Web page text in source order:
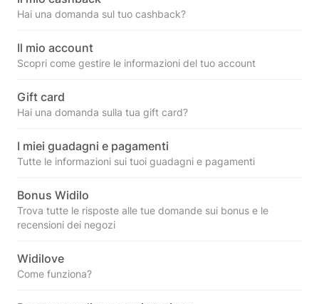
Hai una domanda sul tuo cashback?
Il mio account
Scopri come gestire le informazioni del tuo account
Gift card
Hai una domanda sulla tua gift card?
I miei guadagni e pagamenti
Tutte le informazioni sui tuoi guadagni e pagamenti
Bonus Widilo
Trova tutte le risposte alle tue domande sui bonus e le
recensioni dei negozi
Widilove
Come funziona?